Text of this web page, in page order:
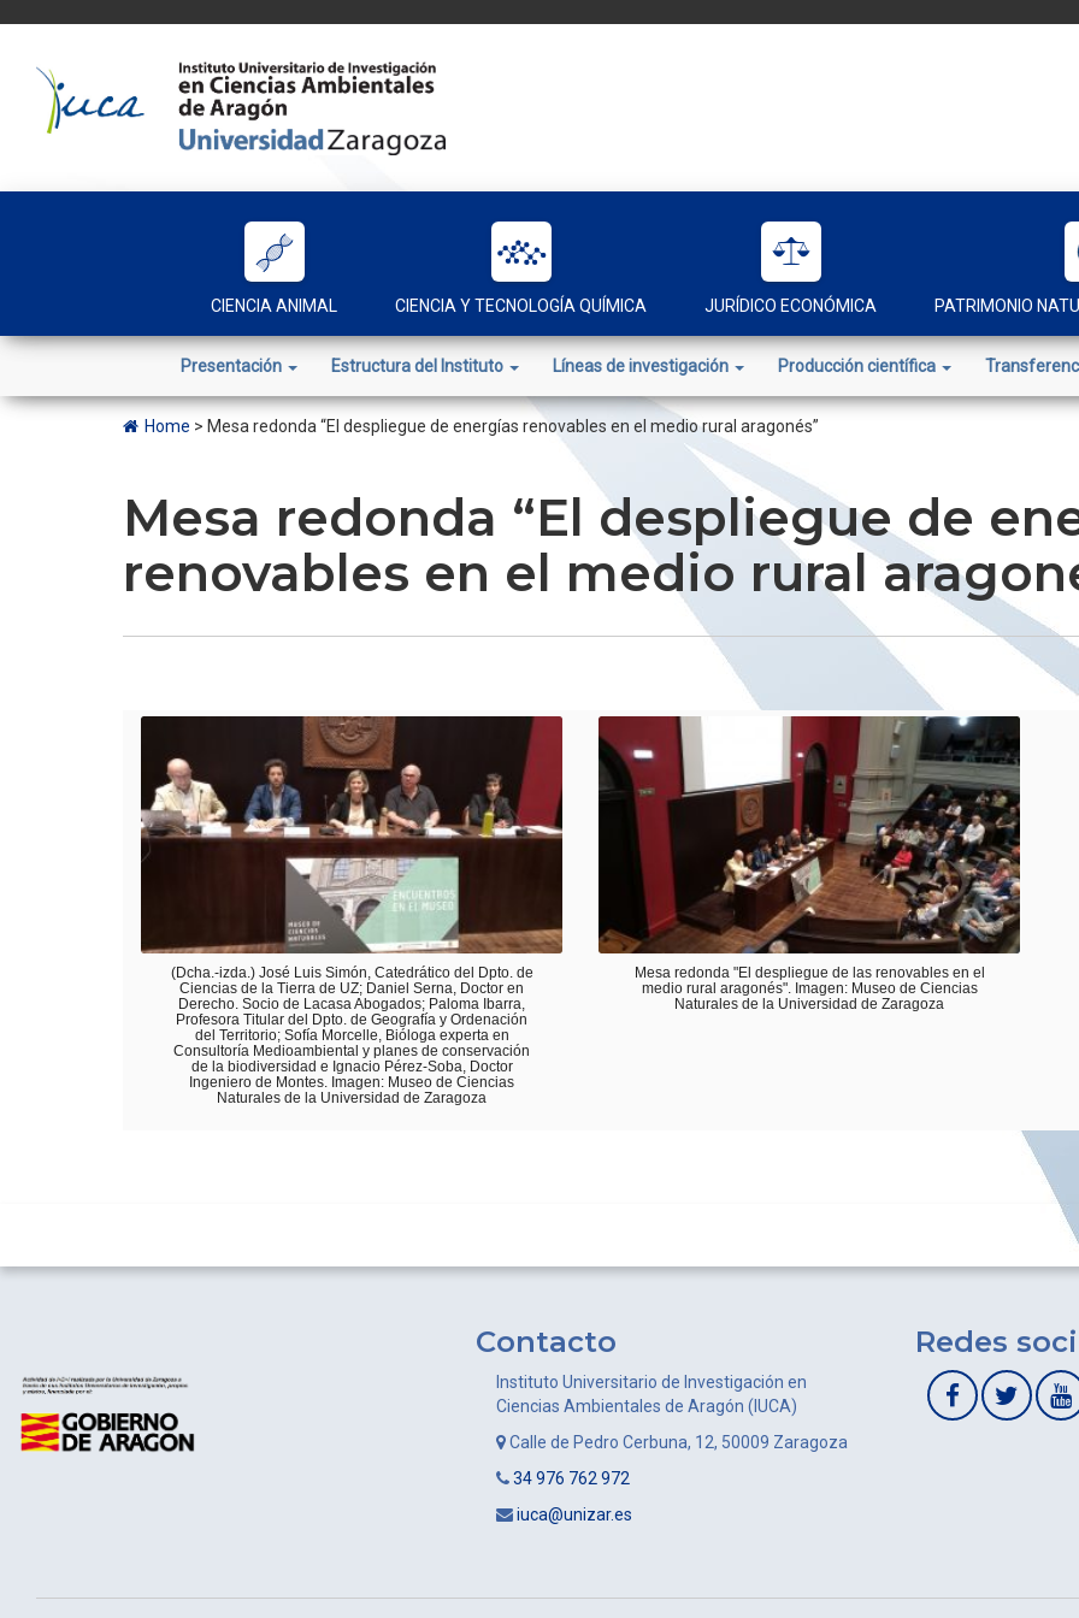
content
CIENCIA ANIMAL CIENCIA Y TECNOLOGÍA QUÍMICA JURÍDICO ECONÓMICA PATRIMONIO
Presentación Estructura del Instituto Líneas de investigación Producción científica
Home > Mesa redonda “El despliegue de energías renovables en el medio rural aragonés”
Mesa redonda “El despliegue de
renovables en el medio rural
(Dcha.-izda.) José Luis Simón, Catedrático del Dpto. de
Ciencias de la Tierra de UZ; Daniel Serna, Doctor en
Derecho. Socio de Lacasa Abogados; Paloma Ibarra,
Profesora Titular del Dpto. de Geografía y Ordenación
del Territorio; Sofía Morcelle, Bióloga experta en
Consultoría Medioambiental y planes de conservación
de la biodiversidad e Ignacio Pérez-Soba, Doctor
Ingeniero de Montes. Imagen: Museo de Ciencias
Naturales de la Universidad de Zaragoza
Mesa redonda "El despliegue de las renovables en el
medio rural aragonés". Imagen: Museo de Ciencias
Naturales de la Universidad de Zaragoza
Contacto
Instituto Universitario de Investigación en
Ciencias Ambientales de Aragón (IUCA)
Calle de Pedro Cerbuna, 12, 50009 Zaragoza
34 976 762 972
iuca@unizar.es
Redes